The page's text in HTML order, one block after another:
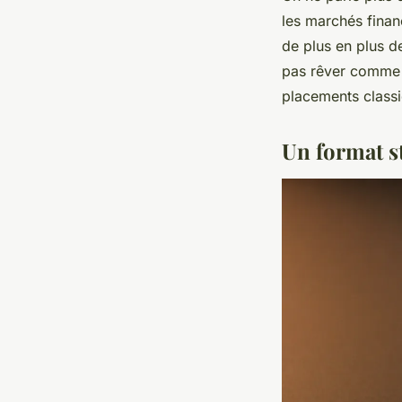
les marchés
de plus en plus
pas rêver
placements
Un format